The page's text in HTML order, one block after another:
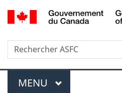
à
Recherche
Rechercher
ASFC
Menu
MENU PRINCIPAL